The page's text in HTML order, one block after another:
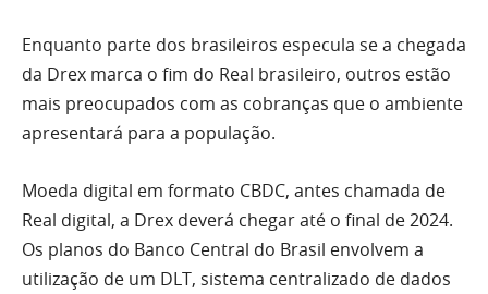
Enquanto parte dos brasileiros especula se a chegada
da Drex marca o fim do Real brasileiro, outros estão
mais preocupados com as cobranças que o ambiente
apresentará para a população.
Moeda digital em formato CBDC, antes chamada de
Real digital, a Drex deverá chegar até o final de 2024.
Os planos do Banco Central do Brasil envolvem a
utilização de um DLT, sistema centralizado de dados